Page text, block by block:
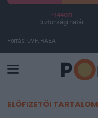
-144cm
biztonsági határ
Forrás: OVF, HAEA
ELŐFIZETŐI TARTALOM